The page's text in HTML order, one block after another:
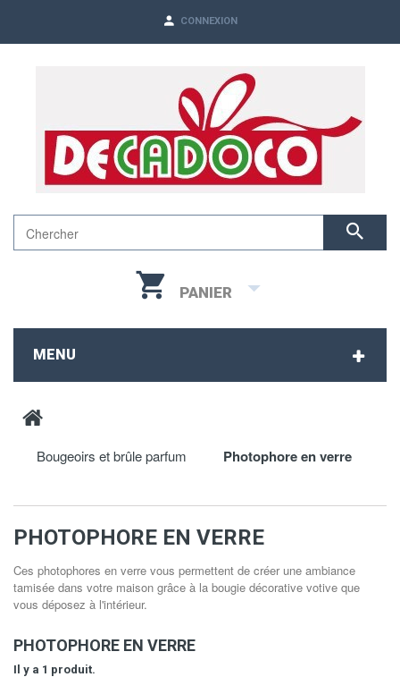
CONNEXION
PANIER
MENU
Bougeoirs et brûle parfum Photophore en verre
PHOTOPHORE EN VERRE
Ces photophores en verre vous permettent de créer une ambiance
tamisée dans votre maison grâce à la bougie décorative votive que
vous déposez à l'intérieur.
PHOTOPHORE EN VERRE
Il y a 1 produit.